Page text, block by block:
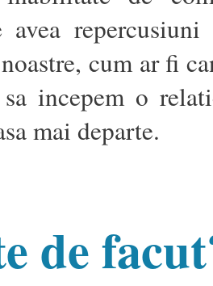
avea
cum ar fi
sa incepem o
mai departe.
de